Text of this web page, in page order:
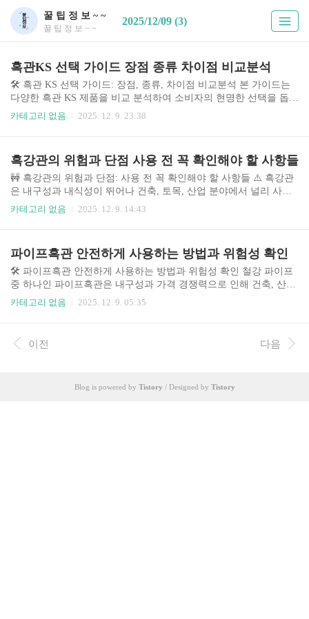
꿀 팁 정 보 ~ ~
꿀 팁 정 보 ~ ~
2025/12/09 (3)
흑관KS 선택 가이드 장점 종류 차이점 비교분석
🛠️ 흑관 KS 선택 가이드: 장점, 종류, 차이점 비교분석 본 가이드는
다양한 흑관 KS 제품을 비교 분석하여 소비자의 현명한 선택을 돕고
자 작성되었습니다. 흑관 KS는 산업 전반에 걸쳐 널리 사용되는 중
근 원자재 가격 상승과 함께 흑관 KS 시장 또한 변화하고 있으며, 소
비자는 더욱 신중한 선택이 필요합니다. 본 가이드를 통해 흑관 KS
선택에 대한 정보를 얻고, 최적의 제품을 선택하는 데 도움이 되기를
바랍니다. 🤔 흑관 KS의 중요성과 시장 상황 ..
카테고리 없음 2025. 12. 9. 23:38
흑강관의 위험과 단점 사용 전 꼭 확인해야 할 사항들
🚧 흑강관의 위험과 단점: 사용 전 꼭 확인해야 할 사항들 ⚠️ 흑강관
은 내구성과 내식성이 뛰어나 건축, 토목, 산업 분야에서 널리 사용
됩니다. 하지만 잘못된 사용이나 관리 소홀로 인해 예상치 못한 위험
증가하는 추세이며, 이는 제품의 품질 관리 부실, 부적절한 설치, 부
식 방지 대책 미흡 등 다양한 요인이 복합적으로 작용한 결과입니다.
따라서 흑강관을 사용하기 전에 안전성과 내구성에 대한 충분한 이
해와 검토가 매우 중요하며, 본 가이드라인이 안전한 흑강관 사용에
도움이 ..
카테고리 없음 2025. 12. 9. 14:43
파이프흑관 안전하게 사용하는 방법과 위험성 확인
🛠️ 파이프흑관 안전하게 사용하는 방법과 위험성 확인 철강 파이프
중 하나인 파이프흑관은 내구성과 가격 경쟁력으로 인해 건축, 산업,
농업 등 다양한 분야에서 널리 사용됩니다. 하지만 부적절한 사용은
안전하고 효율적으로 파이프흑관을 활용할 수 있도록 돕고자 합니
다. 최근 몇 년간 파이프흑관 관련 안전사고가 증가 추세를 보이고
프흑관이 존재하며, 소비자들은 제품 선택에 어려움을 겪고 있습니
카테고리 없음 2025. 12. 9. 05:35
이전 다음
Blog is powered by Tistory / Designed by Tistory